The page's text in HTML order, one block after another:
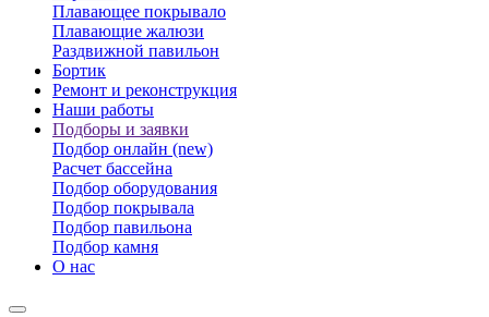
Плавающее покрывало
Плавающие жалюзи
Раздвижной павильон
Бортик
Ремонт и реконструкция
Наши работы
Подборы и заявки
Подбор онлайн (new)
Расчет бассейна
Подбор оборудования
Подбор покрывала
Подбор павильона
Подбор камня
О нас